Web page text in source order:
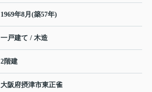
1969年8月(築57年)
一戸建て / 木造
2階建
大阪府摂津市東正雀